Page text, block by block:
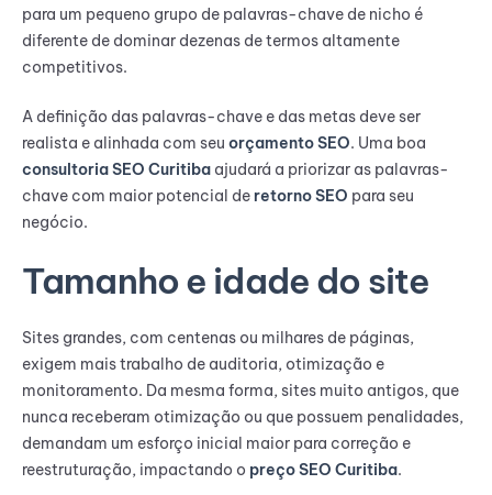
para um pequeno grupo de palavras-chave de nicho é
diferente de dominar dezenas de termos altamente
competitivos.
A definição das palavras-chave e das metas deve ser
realista e alinhada com seu orçamento SEO. Uma boa
consultoria SEO Curitiba ajudará a priorizar as palavras-
chave com maior potencial deretorno SEO para seu
negócio.
Tamanho e idade do site
Sites grandes, com centenas ou milhares de páginas,
exigem mais trabalho de auditoria, otimização e
monitoramento. Da mesma forma, sites muito antigos, que
nunca receberam otimização ou que possuem penalidades,
demandam um esforço inicial maior para correção e
reestruturação, impactando o preço SEO Curitiba.